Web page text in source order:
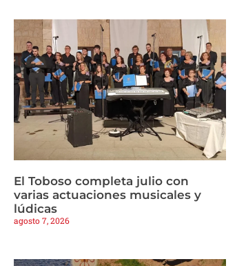
El Toboso completa julio con
varias actuaciones musicales y
lúdicas
agosto 7, 2026